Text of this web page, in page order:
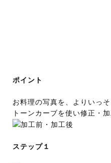
ポイント
お料理の写真を、よりいっ
トーンカーブを使い修正・加
ステップ１